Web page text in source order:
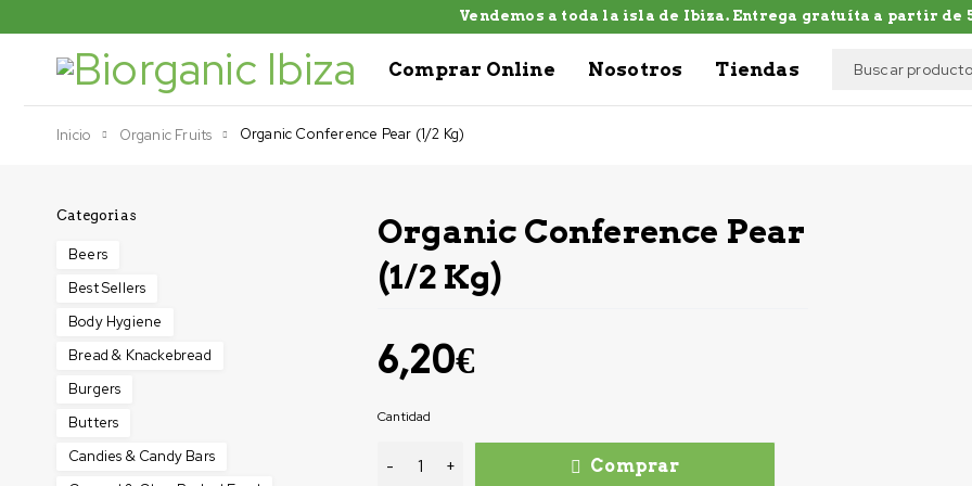
Vendemos a toda la isla de Ibiza. Entrega gratuíta a partir de
Comprar Online Nosotros Tiendas
Inicio Organic Fruits Organic Conference Pear (1/2 Kg)
Categorias
Beers
Best Sellers
Body Hygiene
Bread & Knackebread
Burgers
Butters
Candies & Candy Bars
Organic Conference Pear
(1/2 Kg)
6,20€
Cantidad
Comprar